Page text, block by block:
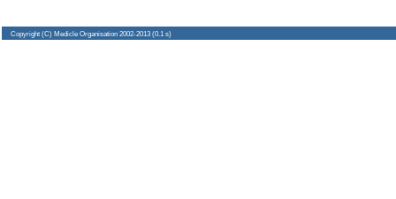
Copyright (C) Medicle Organisation 2002-2013 (0.1 s)